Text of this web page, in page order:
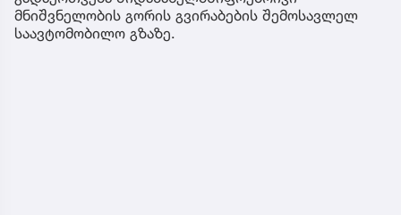
მნიშვნელობის გორის გვირაბების შემოსავლელ
საავტომობილო გზაზე.